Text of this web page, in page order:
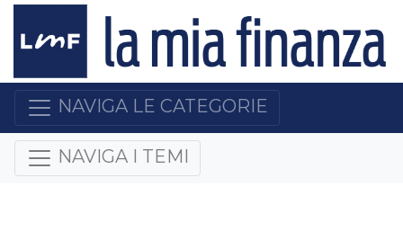
NAVIGA LE CATEGORIE
NAVIGA I TEMI